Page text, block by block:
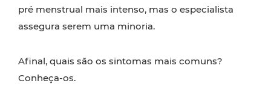
pré menstrual mais intenso, mas o especialista
assegura serem uma minoria.
Afinal, quais são os sintomas mais comuns?
Conheça-os.